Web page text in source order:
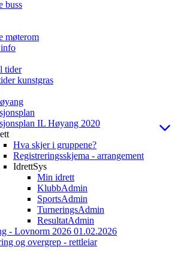
buss
møterom
tider
kunstgras
IL Høyang 2020
Hva skjer i gruppene?
Registreringsskjema - arrangement
IdrettSys
Min idrett
KlubbAdmin
SportsAdmin
TurneringsAdmin
ResultatAdmin
- Lovnorm 2026 01.02.2026
og overgrep - rettleiar